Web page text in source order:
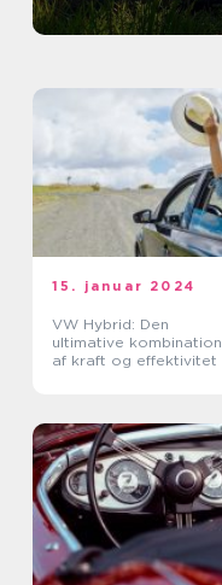
15. januar 2024
VW Hybrid: Den
ultimative kombination
af kraft og effektivitet